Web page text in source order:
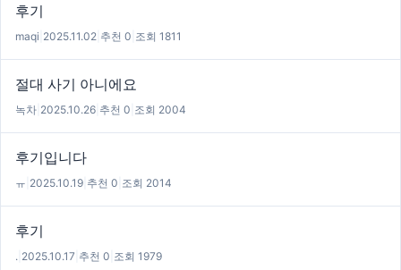
후기
maqi 2025.11.02 추천 0 조회 1811
절대 사기 아니에요
녹차 2025.10.26 추천 0 조회 2004
후기입니다
ㅠ 2025.10.19 추천 0 조회 2014
후기
. 2025.10.17 추천 0 조회 1979